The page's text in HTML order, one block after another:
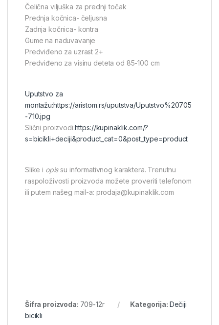
Čelična viljuška za prednji točak
Prednja kočnica- čeljusna
Zadnja kočnica- kontra
Gume na naduvavanje
Predviđeno za uzrast 2+
Predviđeno za visinu deteta od 85-100 cm
Uputstvo za
montažu:https://aristom.rs/uputstva/Uputstvo%20705
-710.jpg
Slični proizvodi:https://kupinaklik.com/?
s=bicikli+deciji&product_cat=0&post_type=product
Slike i opissu informativnog karaktera. Trenutnu
raspoloživosti proizvoda možete proveriti telefonom
ili putem našeg mail-a: prodaja@kupinaklik.com
Šifra proizvoda: 709-12r Kategorija: Dečiji
bicikli